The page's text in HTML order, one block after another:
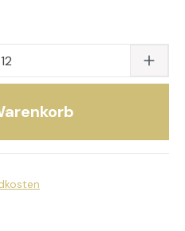
den gewünschten